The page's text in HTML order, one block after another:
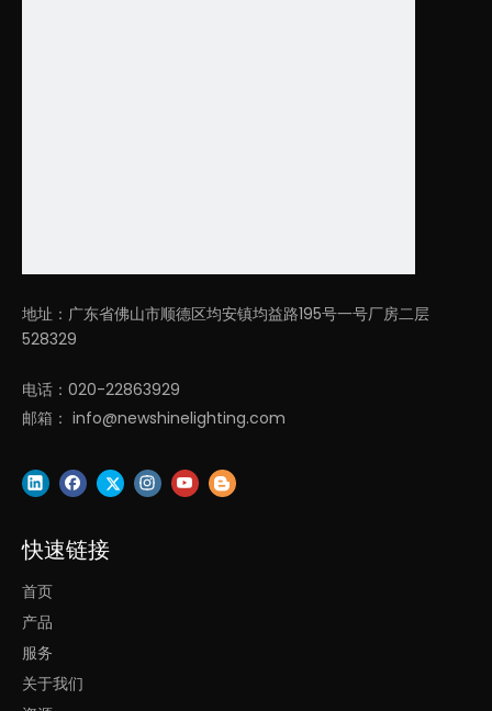
吊灯线性灯四边形led灯
地址：广东省佛山市顺德区均安镇均益路195号一号厂房二层
528329
电话：020-22863929
邮箱： info@newshinelighting.com
快速链接
首页
产品
服务
关于我们